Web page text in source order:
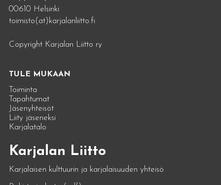
00610 Helsinki
toimisto(at)karjalanliitto.fi
Copyright Karjalan Liitto ry
TULE MUKAAN
Toiminta
Tapahtumat
Jäsenyhteisöt
Liity jäseneksi
Karjalatalo
Karjalan Liitto
Karjalaisen kulttuurin ja karjalaisuuden yhteisö